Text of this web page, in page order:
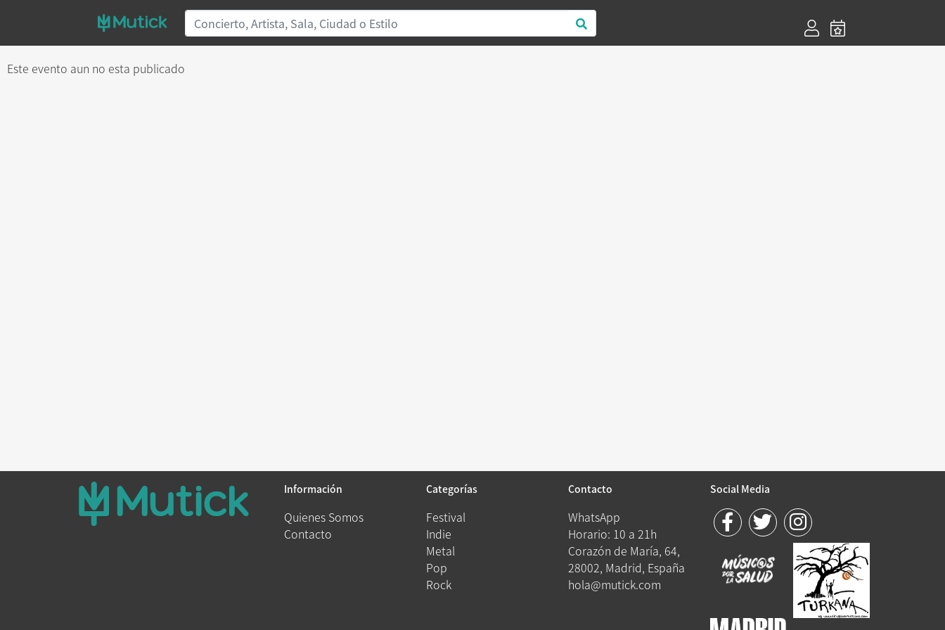
Este evento aun no esta publicado
Información
Quienes Somos
Contacto
Categorías
Festival
Indie
Metal
Pop
Rock
Contacto
WhatsApp
Horario: 10 a 21h
Corazón de María, 64,
28002, Madrid, España
hola@mutick.com
Social Media